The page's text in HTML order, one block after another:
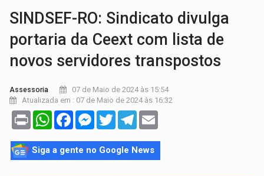
SINDSEF-RO: Sindicato divulga
portaria da Ceext com lista de
novos servidores transpostos
Assessoria
07 de Maio de 2024 às 15:54
Atualizada em : 07 de Maio de 2024 às 16:32
Print WhatsAppFacebookMessenger
TwitterTelegram
Siga a gente no Google News